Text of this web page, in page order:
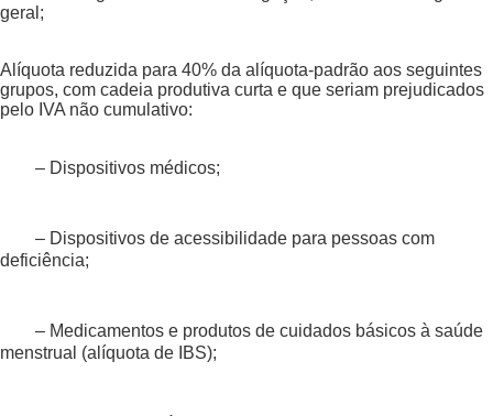
geral;
Alíquota reduzida para 40% da alíquota-padrão aos seguintes
grupos, com cadeia produtiva curta e que seriam prejudicados
pelo IVA não cumulativo:
– Dispositivos médicos;
– Dispositivos de acessibilidade para pessoas com
deficiência;
– Medicamentos e produtos de cuidados básicos à saúde
menstrual (alíquota de IBS);